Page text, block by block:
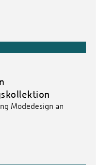
Modedesign an